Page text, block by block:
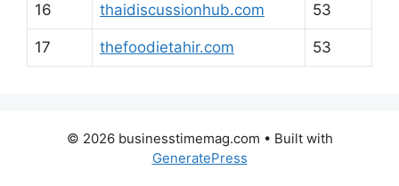
16 thaidiscussionhub.com 53
17 thefoodietahir.com 53
© 2026 businesstimemag.com • Built with
GeneratePress